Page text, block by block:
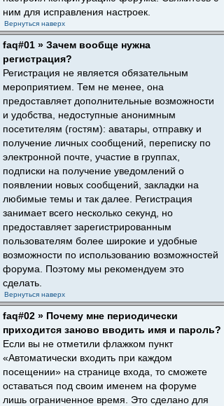
ним для исправления настроек.
Вернуться наверх
faq#01 » Зачем вообще нужна
регистрация?
Регистрация не является обязательным
мероприятием. Тем не менее, она
предоставляет дополнительные возможности
и удобства, недоступные анонимным
посетителям (гостям): аватары, отправку и
получение личных сообщений, переписку по
электронной почте, участие в группах,
подписки на получение уведомлений о
появлении новых сообщений, закладки на
любимые темы и так далее. Регистрация
занимает всего несколько секунд, но
предоставляет зарегистрированным
пользователям более широкие и удобные
возможности по использованию возможностей
форума. Поэтому мы рекомендуем это
сделать.
Вернуться наверх
faq#02 » Почему мне периодически
приходится заново вводить имя и пароль?
Если вы не отметили флажком пункт
«Автоматически входить при каждом
посещении» на странице входа, то сможете
оставаться под своим именем на форуме
лишь ограниченное время. Это сделано для